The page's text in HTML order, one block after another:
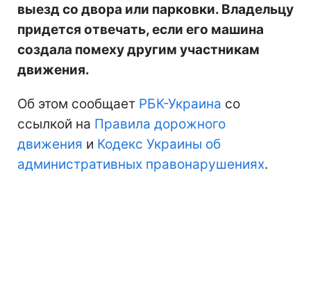
выезд со двора или парковки. Владельцу
придется отвечать, если его машина
создала помеху другим участникам
движения.
Об этом сообщает РБК-Украина со
ссылкой на Правила дорожного
движения и Кодекс Украины об
административных правонарушениях.